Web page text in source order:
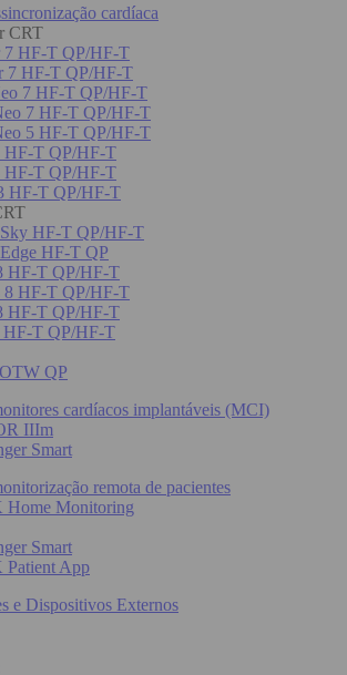
cardíaca
CRT
7 HF-T QP/HF-T
7 HF-T QP/HF-T
7 HF-T QP/HF-T
7 HF-T QP/HF-T
5 HF-T QP/HF-T
HF-T QP/HF-T
HF-T QP/HF-T
HF-T QP/HF-T
HF-T QP/HF-T
HF-T QP
HF-T QP/HF-T
8 HF-T QP/HF-T
HF-T QP/HF-T
HF-T QP/HF-T
QP
cardíacos implantáveis (MCI)
IIIm
Smart
remota de pacientes
Monitoring
Smart
App
e Dispositivos Externos